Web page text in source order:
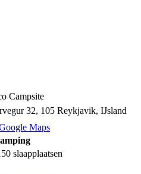
Campsite
32, 105 Reykjavik, IJsland
Maps
slaapplaatsen